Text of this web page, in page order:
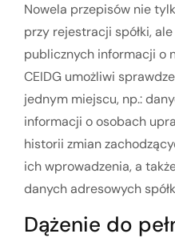
Nowela przepisów nie
przy rejestracji spółki,
publicznych informacji o
CEIDG umożliwi
jednym miejscu, np.:
informacji o osobach
historii zmian
ich wprowadzenia, a
danych adresowych
Dążenie do